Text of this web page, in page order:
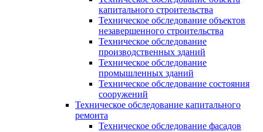
капитального строительства
Техническое обследование объектов
незавершенного строительства
Техническое обследование
производственных зданий
Техническое обследование
промышленных зданий
Техническое обследование состояния
сооружений
Техническое обследование капитального
ремонта
Техническое обследование фасадов